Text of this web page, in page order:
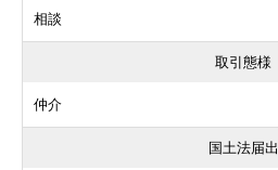
相談
取引態様
仲介
国土法届出